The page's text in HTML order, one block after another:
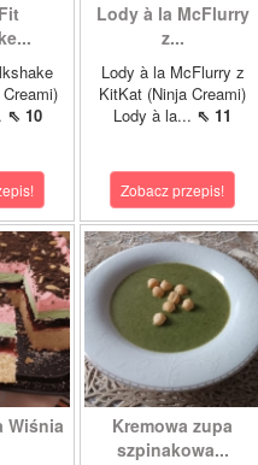
⇖ 10
Lody à la McFlurry
z...
Lody à la McFlurry z
KitKat (Ninja Creami)
Lody à la... ⇖ 11
Zobacz przepis!
Wiśnia
Kremowa zupa
szpinakowa...